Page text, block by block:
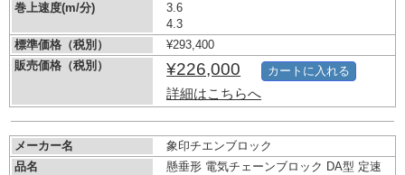
巻上速度(m/分)
3.6
4.3
標準価格（税別）
¥293,400
販売価格（税別）
¥226,000
詳細はこちらへ
カートに入れる
メーカー名
象印チエンブロック
品名
懸垂形 電気チェーンブロック DA型 定速